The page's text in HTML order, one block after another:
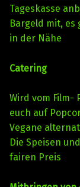
Tageskasse
Bargeld mit,
in der Nähe
Catering
Wird vom Film-
euch auf
Vegane
Die Speisen
fairen Preis